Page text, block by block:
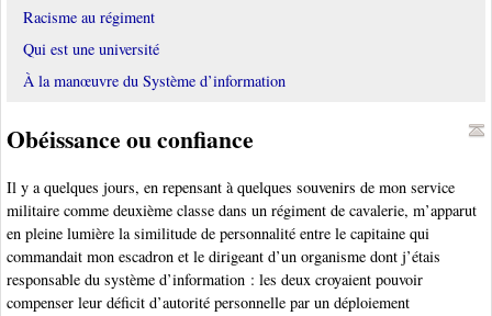
Racisme au régiment
Qui est une université
À la manœuvre du Système d’information
Obéissance ou confiance
Il y a quelques jours, en repensant à quelques souvenirs de mon service
militaire comme deuxième classe dans un régiment de cavalerie, m’apparut
en pleine lumière la similitude de personnalité entre le capitaine qui
commandait mon escadron et le dirigeant d’un organisme dont j’étais
responsable du système d’information : les deux croyaient pouvoir
compenser leur déficit d’autorité personnelle par un déploiement